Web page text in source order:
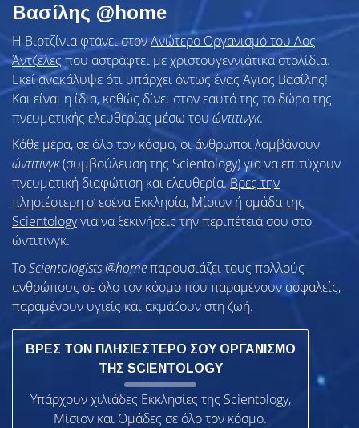
Βασίλης @home
Η Βιρτζίνια φτάνει στονΑνώτερο Οργανισμό του Λος
Άντζελεςπου αστράφτει με χριστουγεννιάτικα στολίδια.
Εκεί ανακάλυψε ότι υπάρχει όντως ένας Άγιος Βασίλης!
Και είναι η ίδια, καθώς δίνει στον εαυτό της το δώρο της
πνευματικής ελευθερίας μέσω του ώντιτινγκ.
Κάθε μέρα, σε όλο τον κόσμο, οι άνθρωποι λαμβάνουν
ώντιτινγκ(συμβούλευση της Scientology) για να επιτύχουν
πνευματική διαφώτιση και ελευθερία.Βρες την
πλησιέστερη σ’ εσένα Εκκλησία, Μίσιον ή ομάδα της
Scientologyγια να ξεκινήσεις την περιπέτειά σου στο
ώντιτινγκ.
ToScientologists @homeπαρουσιάζει τους πολλούς
ανθρώπους σε όλο τον κόσμο που παραμένουν ασφαλείς,
παραμένουν υγιείς και ακμάζουν στη ζωή.
ΒΡΕΣ ΤΟΝ ΠΛΗΣΙΕΣΤΕΡΟ ΣΟΥ ΟΡΓΑΝΙΣΜΟ
ΤΗΣ SCIENTOLOGY
Υπάρχουν χιλιάδες Εκκλησίες της Scientology,
Μίσιον και Ομάδες σε όλο τον κόσμο.